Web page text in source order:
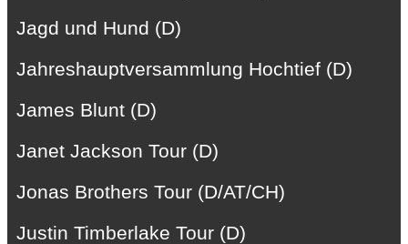
Jagd und Hund (D)
Jahreshauptversammlung Hochtief (D)
James Blunt (D)
Janet Jackson Tour (D)
Jonas Brothers Tour (D/AT/CH)
Justin Timberlake Tour (D)